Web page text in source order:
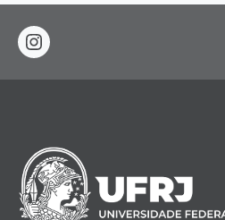
instagram